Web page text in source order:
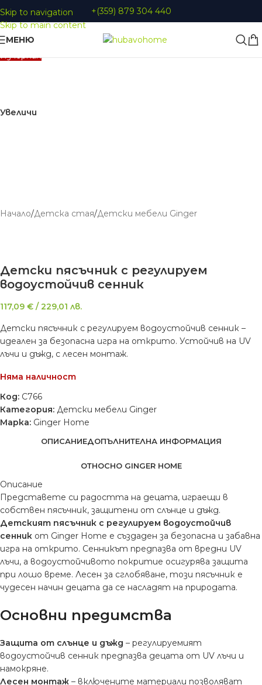
Skip to navigation
Skip to main content
+(359) 879 304 440
МЕНЮ
Изчерпан
Увеличи
Начало/Детскa стая/Детски мебели Ginger
Детски пясъчник с регулируем
водоустойчив сенник
117,09 € /229,01 лв.
Детски пясъчник с регулируем водоустойчив сенник –
идеален за безопасна игра на открито. Устойчив на UV
лъчи и дъжд, с лесен монтаж.
Няма наличност
Код: C766
Категория: Детски мебели Ginger
Марка: Ginger Home
ОПИСАНИЕДОПЪЛНИТЕЛНА ИНФОРМАЦИЯ
ОТНОСНО GINGER HOME
Описание
Представете си радостта на децата, играещи в
собствен пясъчник, защитени от слънце и дъжд.
Детският пясъчник с регулируем водоустойчив
сенник от Ginger Home е създаден за безопасна и забавна
игра на открито. Сенникът предпазва от вредни UV
лъчи, а водоустойчивото покритие осигурява защита
при лошо време. Лесен за сглобяване, този пясъчник е
чудесен начин децата да се насладят на природата.
Основни предимства
Защита от слънце и дъжд – регулируемият
водоустойчив сенник предпазва децата от UV лъчи и
намокряне.
Лесен монтаж – включените материали позволяват